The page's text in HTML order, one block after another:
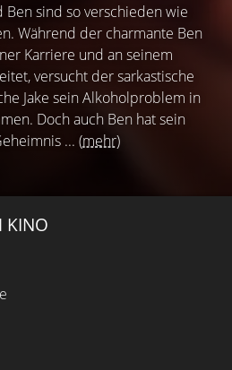
Ben sind so verschieden wie
Während der charmante Ben
Karriere und an seinem
versucht der sarkastische
Jake sein Alkoholproblem in
Doch auch Ben hat sein
... (mehr)
KINO